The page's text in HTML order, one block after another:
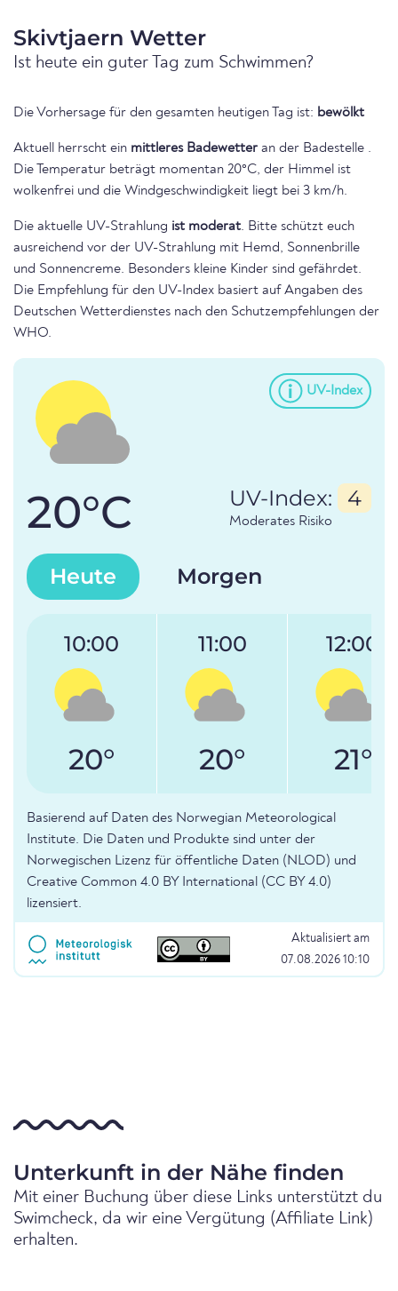
Skivtjaern Wetter
Ist heute ein guter Tag zum Schwimmen?
Die Vorhersage für den gesamten heutigen Tag ist: bewölkt
Aktuell herrscht ein mittleres Badewetter an der Badestelle .
Die Temperatur beträgt momentan 20°C, der Himmel ist
wolkenfrei und die Windgeschwindigkeit liegt bei 3 km/h.
Die aktuelle UV-Strahlung ist moderat. Bitte schützt euch
ausreichend vor der UV-Strahlung mit Hemd, Sonnenbrille
und Sonnencreme. Besonders kleine Kinder sind gefährdet.
Die Empfehlung für den UV-Index basiert auf Angaben des
Deutschen Wetterdienstes nach den Schutzempfehlungen der
WHO.
UV-Index
20°C UV-Index: 4
Moderates Risiko
Heute Morgen
10:00
20°
11:00
20°
12:00
21°
Basierend auf Daten des Norwegian Meteorological
Institute. Die Daten und Produkte sind unter der
Norwegischen Lizenz für öffentliche Daten (NLOD) und
Creative Common 4.0 BY International (CC BY 4.0)
lizensiert.
Aktualisiert am
07.08.2026 10:10
Unterkunft in der Nähe finden
Mit einer Buchung über diese Links unterstützt du
Swimcheck, da wir eine Vergütung (Affiliate Link)
erhalten.